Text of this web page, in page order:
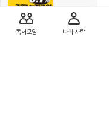
독서모임 나의 사락